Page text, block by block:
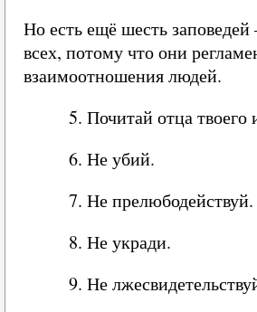
Но есть ещё шесть
всех, потому что они
взаимоотношения людей.
5. Почитай отца твоего
6. Не убий.
7. Не прелюбодействуй.
8. Не укради.
9. Не